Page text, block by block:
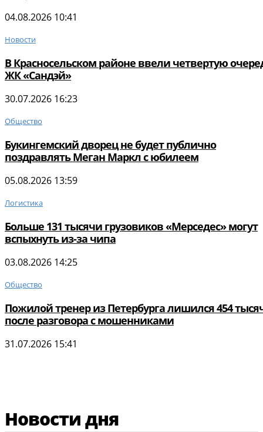
04.08.2026 10:41
Новости
В Красносельском районе ввели четвертую
ЖК «Сандэй»
30.07.2026 16:23
Общество
Букингемский дворец не будет публично
поздравлять Меган Маркл с юбилеем
05.08.2026 13:59
Логистика
Больше 131 тысячи грузовиков «Мерседес» могут
вспыхнуть из-за чипа
03.08.2026 14:25
Общество
Пожилой тренер из Петербурга лишился 454
после разговора с мошенниками
31.07.2026 15:41
Новости дня